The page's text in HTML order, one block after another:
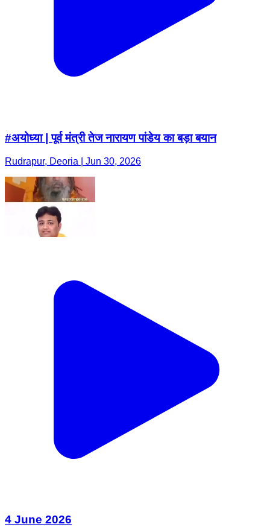
#अयोध्या | पूर्व मंत्री तेज नारायण पांडेय का बड़ा बयान
Rudrapur, Deoria | Jun 30, 2026
4 June 2026